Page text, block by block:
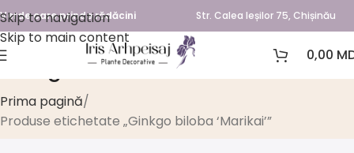
Skip to navigation
Skip to main content
Verde care prinde rădăcini Str. Calea Ieșilor 75, Chișinău
0,00
Ginkgo biloba ‘Marikai’
Prima pagină
Produse etichetate „Ginkgo biloba ‘Marikai’”